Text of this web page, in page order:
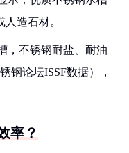
造石材。
，不锈钢耐盐、耐油
钢论坛ISSF数据），
率？